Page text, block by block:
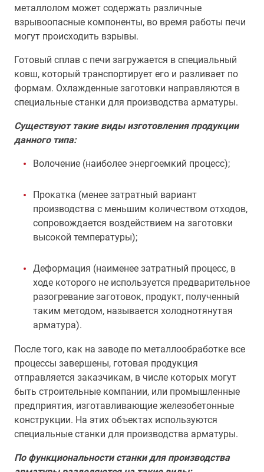
металлолом может содержать различные
взрывоопасные компоненты, во время работы печи
могут происходить взрывы.
Готовый сплав с печи загружается в специальный
ковш, который транспортирует его и разливает по
формам. Охлажденные заготовки направляются в
специальные станки для производства арматуры.
Существуют такие виды изготовления продукции
данного типа:
Волочение (наиболее энергоемкий процесс);
Прокатка (менее затратный вариант
производства с меньшим количеством отходов,
сопровождается воздействием на заготовки
высокой температуры);
Деформация (наименее затратный процесс, в
ходе которого не используется предварительное
разогревание заготовок, продукт, полученный
таким методом, называется холоднотянутая
арматура).
После того, как на заводе по металлообработке все
процессы завершены, готовая продукция
отправляется заказчикам, в числе которых могут
быть строительные компании, или промышленные
предприятия, изготавливающие железобетонные
конструкции. На этих объектах используются
специальные станки для производства арматуры.
По функциональности станки для производства